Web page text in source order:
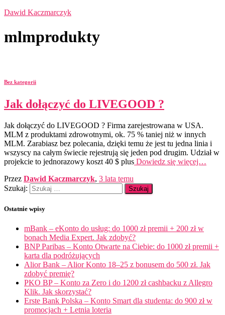
Dawid Kaczmarczyk
mlmprodukty
Bez kategorii
Jak dołączyć do LIVEGOOD ?
Jak dołączyć do LIVEGOOD ? Firma zarejestrowana w USA.
MLM z produktami zdrowotnymi, ok. 75 % taniej niż w innych
MLM. Zarabiasz bez polecania, dzięki temu że jest tu jedna linia i
wszyscy na całym świecie rejestrują się jeden pod drugim. Udział w
projekcie to jednorazowy koszt 40 $ plus Dowiedz się więcej…
Przez Dawid Kaczmarczyk, 3 lata temu
Szukaj:
Ostatnie wpisy
mBank – eKonto do usług: do 1000 zł premii + 200 zł w
bonach Media Expert. Jak zdobyć?
BNP Paribas – Konto Otwarte na Ciebie: do 1000 zł premii +
karta dla podróżujących
Alior Bank – Alior Konto 18–25 z bonusem do 500 zł. Jak
zdobyć premię?
PKO BP – Konto za Zero i do 1200 zł cashbacku z Allegro
Klik. Jak skorzystać?
Erste Bank Polska – Konto Smart dla studenta: do 900 zł w
promocjach + Letnia loteria